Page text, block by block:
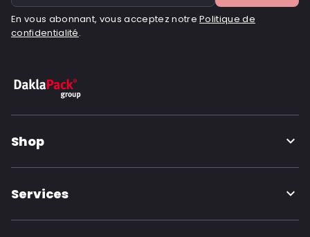
En vous abonnant, vous acceptez notrePolitique de
confidentialité.
Shop
Services